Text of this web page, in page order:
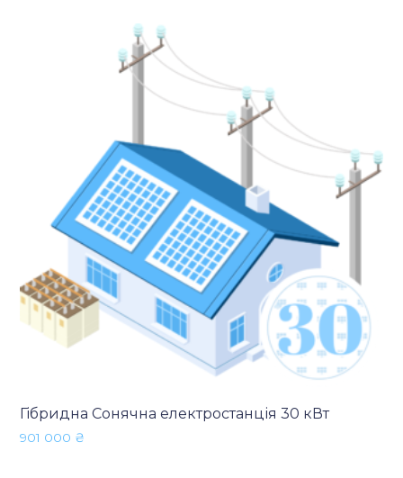
Гібридна Сонячна електростанція 30 кВт
901 000 ₴